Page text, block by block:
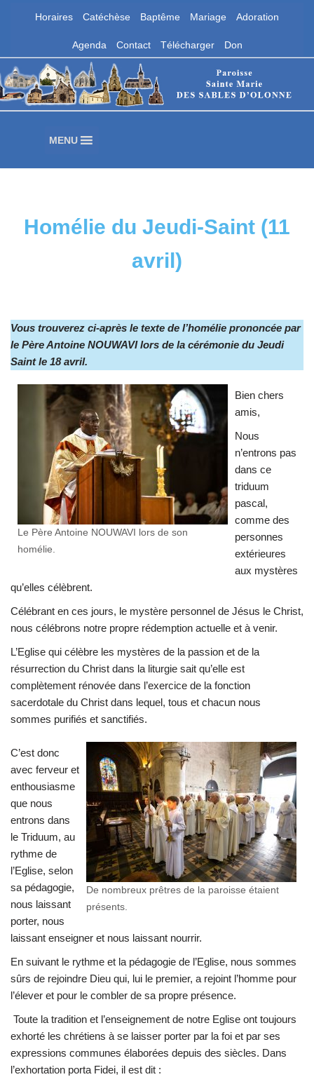
au
contenu
Horaires Catéchèse Baptême Mariage Adoration
Agenda Contact Télécharger Don
Paroisse Sainte Marie des Sables
d'Olonne
MENU
Homélie du Jeudi-Saint (11
avril)
Vous trouverez ci-après le texte de l’homélie prononcée par
le Père Antoine NOUWAVI lors de la cérémonie du Jeudi
Saint le 18 avril.
Le Père Antoine NOUWAVI lors de son
homélie.
Bien chers
amis,
Nous
n’entrons pas
dans ce
triduum
pascal,
comme des
personnes
extérieures
aux mystères
qu’elles célèbrent.
Célébrant en ces jours, le mystère personnel de Jésus le Christ,
nous célébrons notre propre rédemption actuelle et à venir.
L’Eglise qui célèbre les mystères de la passion et de la
résurrection du Christ dans la liturgie sait qu’elle est
complètement rénovée dans l’exercice de la fonction
sacerdotale du Christ dans lequel, tous et chacun nous
sommes purifiés et sanctifiés.
De nombreux prêtres de la paroisse étaient
présents.
C’est donc
avec ferveur et
enthousiasme
que nous
entrons dans
le Triduum, au
rythme de
l’Eglise, selon
sa pédagogie,
nous laissant
porter, nous
laissant enseigner et nous laissant nourrir.
En suivant le rythme et la pédagogie de l’Eglise, nous sommes
sûrs de rejoindre Dieu qui, lui le premier, a rejoint l’homme pour
l’élever et pour le combler de sa propre présence.
Toute la tradition et l’enseignement de notre Eglise ont toujours
exhorté les chrétiens à se laisser porter par la foi et par ses
expressions communes élaborées depuis des siècles. Dans
l’exhortation porta Fidei, il est dit :